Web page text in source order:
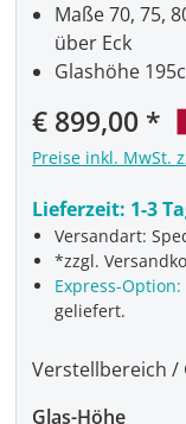
Verkaufspreis:
€ 899,00
Preise inkl. MwSt.
Lieferzeit: 1-3
Versandart:
*zzgl.
Express-Option:
geliefert.
Maße 70, 75,
über Eck
Glashöhe
Verstellbereich /
Glas-Höhe